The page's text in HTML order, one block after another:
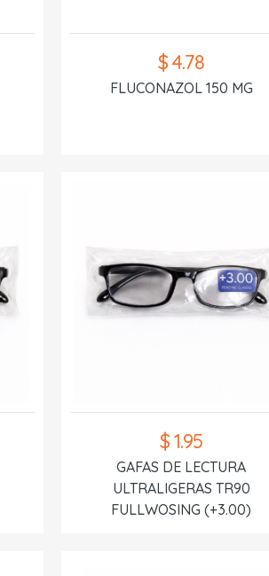
$ 4.78
FLUCONAZOL 150 MG
$ 1.95
GAFAS DE LECTURA
ULTRALIGERAS TR90
FULLWOSING (+3.00)